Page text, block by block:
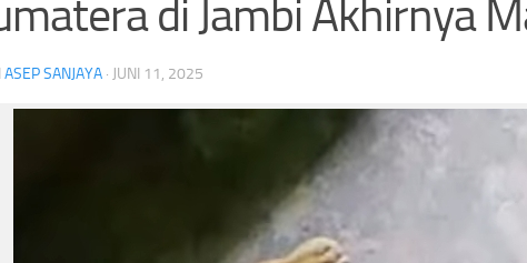
di Jambi Akhirnya
ASEP SANJAYA · JUNI 11, 2025
Jelang Singapura vs Indonesia, Ilhan
Fandi Cerita Darah Pacitan dan
Persahabatannya dengan Sandy Walsh